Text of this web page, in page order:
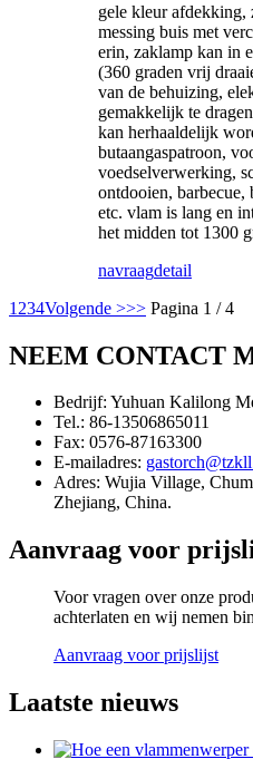
gele kleur afdekking,
messing buis met
erin, zaklamp kan in
(360 graden vrij
van de behuizing,
gemakkelijk te
kan herhaaldelijk
butaangaspatroon,
voedselverwerking,
ontdooien, barbecue,
etc. vlam is lang en
het midden tot 1300
navraagdetail
1 234Volgende >>> Pagina 1 / 4
NEEM CONTACT
Bedrijf: Yuhuan Kalilong
Tel.: 86-13506865011
Fax: 0576-87163300
E-mailadres:
Adres: Wujia Village,
Zhejiang, China.
Aanvraag voor
Voor vragen over onze
achterlaten en wij nemen
Aanvraag voor prijslijst
Laatste nieuws